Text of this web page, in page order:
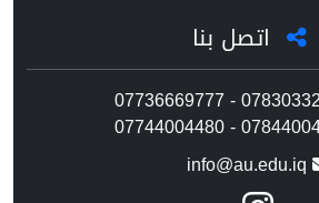
اتصل بنا
07736669777 -
07744004480 -
info@au.edu.iq